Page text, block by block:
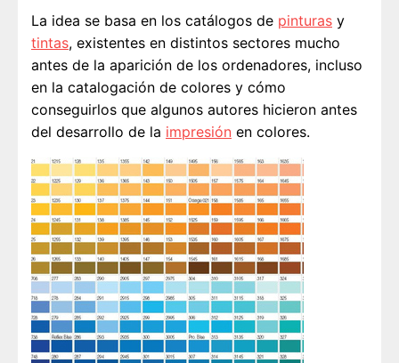
La idea se basa en los catálogos de pinturas y
tintas, existentes en distintos sectores mucho
antes de la aparición de los ordenadores, incluso
en la catalogación de colores y cómo
conseguirlos que algunos autores hicieron antes
del desarrollo de la impresión en colores.